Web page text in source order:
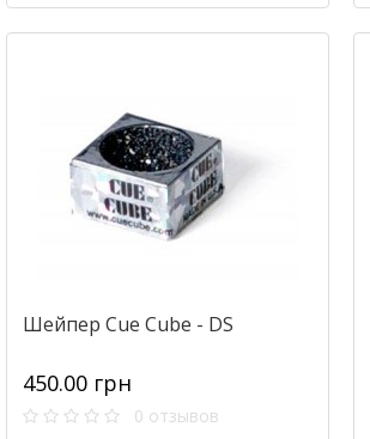
Шейпер Cue Cube - DS
450.00 грн
0 отзывов